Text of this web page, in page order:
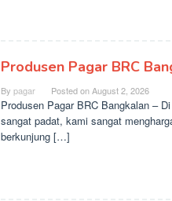
Produsen Pagar BRC
By pagar Posted onAugust 2, 2026
Produsen Pagar BRC Bangkalan –
sangat padat, kami sangat
berkunjung […]